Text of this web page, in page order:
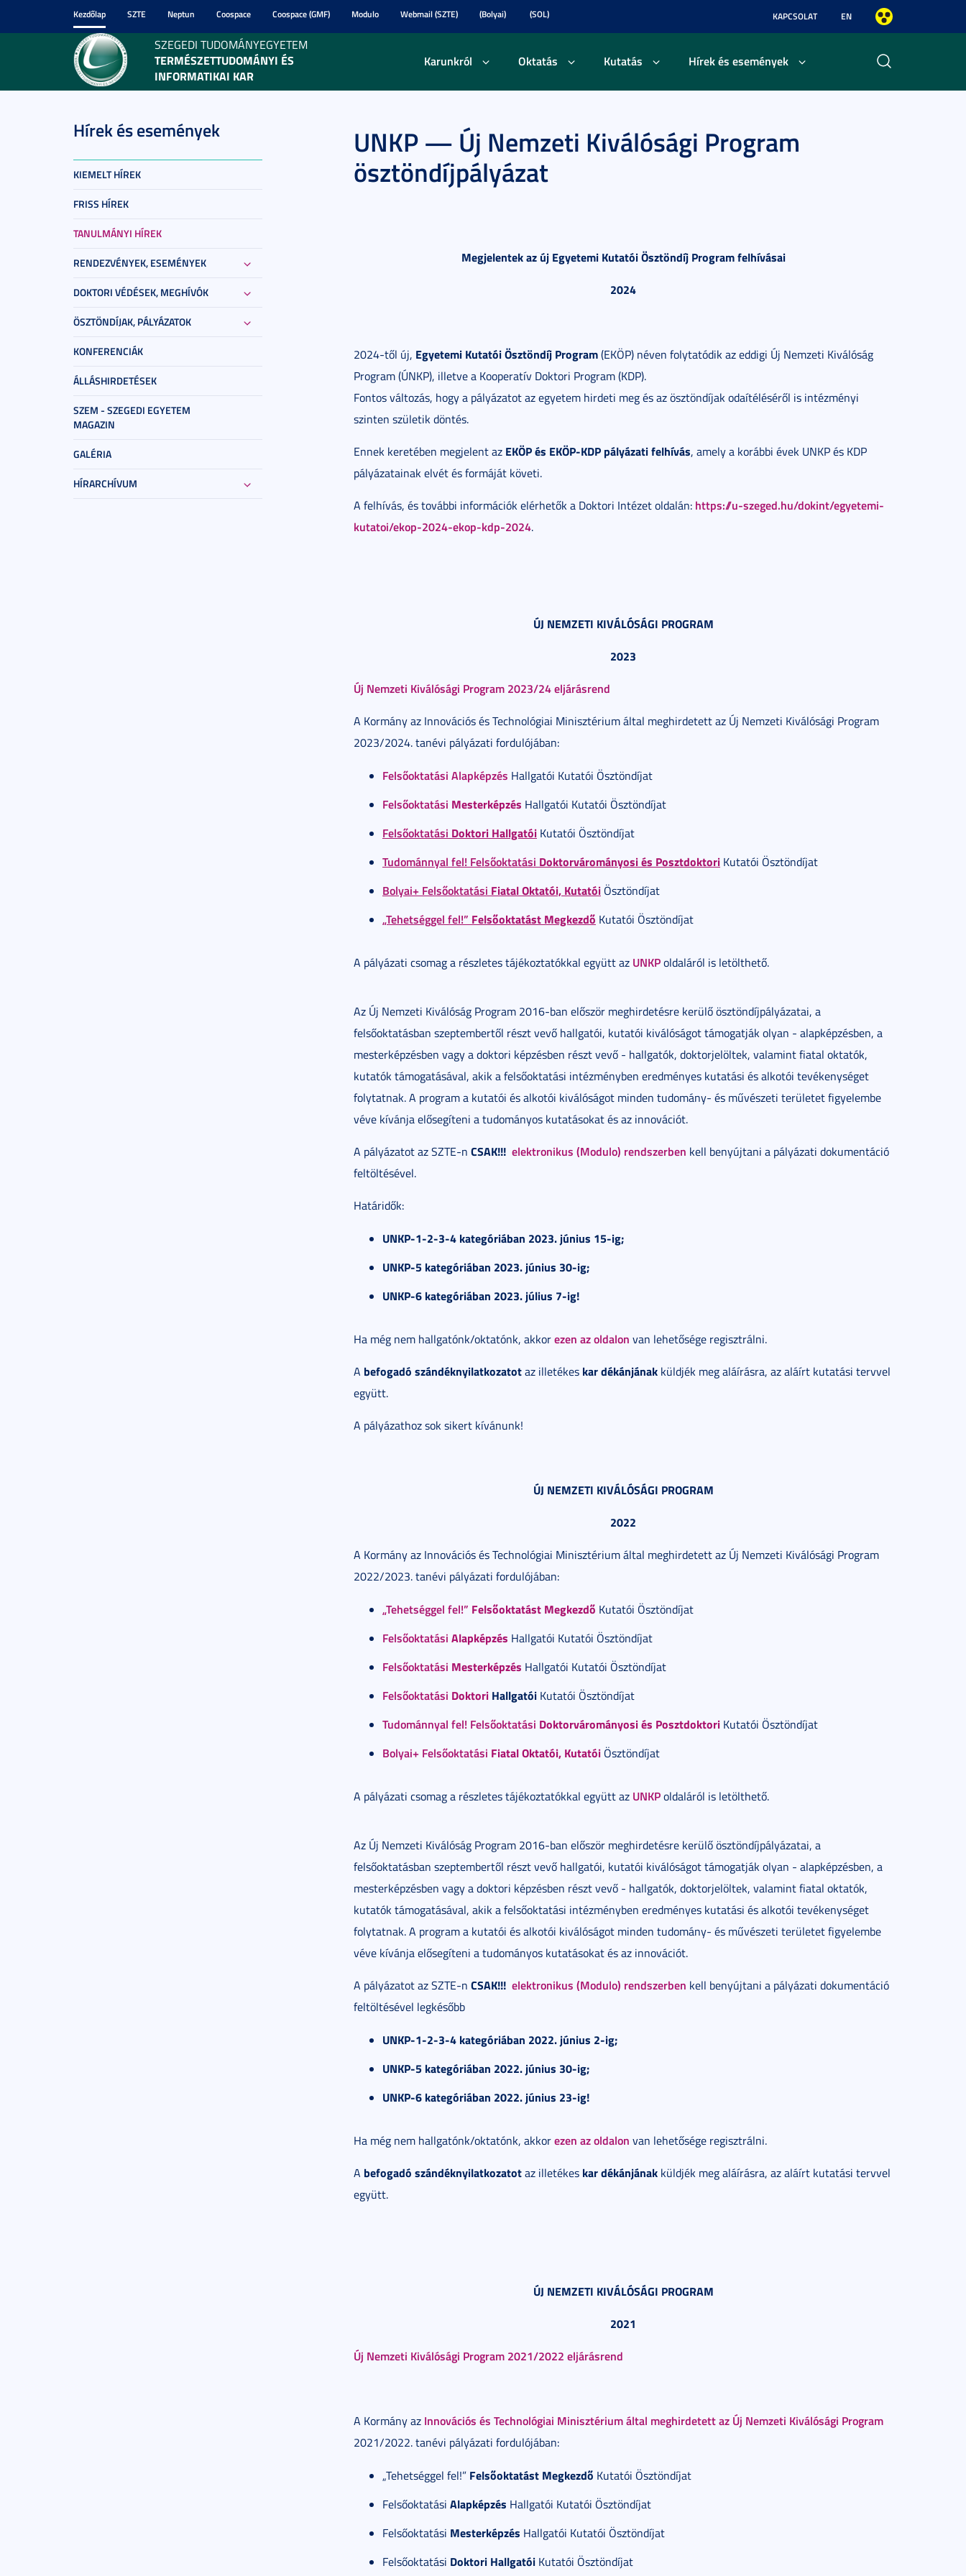
Kezdőlap SZTE Neptun Coospace Coospace (GMF) Modulo Webmail (SZTE) (Bolyai) (SOL) KAPCSOLAT EN
SZEGEDI TUDOMÁNYEGYETEM
TERMÉSZETTUDOMÁNYI ÉS
INFORMATIKAI KAR
Karunkról Oktatás Kutatás Hírek és események
Hírek és események
KIEMELT HÍREK
FRISS HÍREK
TANULMÁNYI HÍREK
RENDEZVÉNYEK, ESEMÉNYEK
DOKTORI VÉDÉSEK, MEGHÍVÓK
ÖSZTÖNDÍJAK, PÁLYÁZATOK
KONFERENCIÁK
ÁLLÁSHIRDETÉSEK
SZEM - SZEGEDI EGYETEM
MAGAZIN
GALÉRIA
HÍRARCHÍVUM
UNKP — Új Nemzeti Kiválósági Program
ösztöndíjpályázat
Megjelentek az új Egyetemi Kutatói Ösztöndíj Program felhívásai
2024
2024-től új, Egyetemi Kutatói Ösztöndíj Program(EKÖP) néven folytatódik az eddigi Új Nemzeti Kiválóság
Program (ÚNKP), illetve a Kooperatív Doktori Program (KDP).
Fontos változás, hogy a pályázatot az egyetem hirdeti meg és az ösztöndíjak odaítéléséről is intézményi
szinten születik döntés.
Ennek keretében megjelent az EKÖP és EKÖP-KDP pályázati felhívás, amely a korábbi évek UNKP és KDP
pályázatainak elvét és formáját követi.
A felhívás, és további információk elérhetők a Doktori Intézet oldalán: https://u-szeged.hu/dokint/egyetemi-
kutatoi/ekop-2024-ekop-kdp-2024.
ÚJ NEMZETI KIVÁLÓSÁGI PROGRAM
2023
Új Nemzeti Kiválósági Program 2023/24 eljárásrend
A Kormány az Innovációs és Technológiai Minisztérium által meghirdetett az Új Nemzeti Kiválósági Program
2023/2024. tanévi pályázati fordulójában:
Felsőoktatási Alapképzés Hallgatói Kutatói Ösztöndíjat
Felsőoktatási Mesterképzés Hallgatói Kutatói Ösztöndíjat
Felsőoktatási Doktori Hallgatói Kutatói Ösztöndíjat
Tudománnyal fel! Felsőoktatási Doktorvárományosi és Posztdoktori Kutatói Ösztöndíjat
Bolyai+ Felsőoktatási Fiatal Oktatói, Kutatói Ösztöndíjat
„Tehetséggel fel!” Felsőoktatást Megkezdő Kutatói Ösztöndíjat
A pályázati csomag a részletes tájékoztatókkal együtt az UNKPoldaláról is letölthető.
Az Új Nemzeti Kiválóság Program 2016-ban először meghirdetésre kerülő ösztöndíjpályázatai, a
felsőoktatásban szeptembertől részt vevő hallgatói, kutatói kiválóságot támogatják olyan - alapképzésben, a
mesterképzésben vagy a doktori képzésben részt vevő - hallgatók, doktorjelöltek, valamint fiatal oktatók,
kutatók támogatásával, akik a felsőoktatási intézményben eredményes kutatási és alkotói tevékenységet
folytatnak. A program a kutatói és alkotói kiválóságot minden tudomány- és művészeti területet figyelembe
véve kívánja elősegíteni a tudományos kutatásokat és az innovációt.
A pályázatot az SZTE-n CSAK!!! elektronikus (Modulo) rendszerben kell benyújtani a pályázati dokumentáció
feltöltésével.
Határidők:
UNKP-1-2-3-4 kategóriában 2023. június 15-ig;
UNKP-5 kategóriában 2023. június 30-ig;
UNKP-6 kategóriában 2023. július 7-ig!
Ha még nem hallgatónk/oktatónk, akkorezen az oldalon van lehetősége regisztrálni.
A befogadó szándéknyilatkozatotaz illetékes kar dékánjának küldjék meg aláírásra, az aláírt kutatási tervvel
együtt.
A pályázathoz sok sikert kívánunk!
ÚJ NEMZETI KIVÁLÓSÁGI PROGRAM
2022
A Kormány az Innovációs és Technológiai Minisztérium által meghirdetett az Új Nemzeti Kiválósági Program
2022/2023. tanévi pályázati fordulójában:
„Tehetséggel fel!” Felsőoktatást Megkezdő Kutatói Ösztöndíjat
Felsőoktatási Alapképzés Hallgatói Kutatói Ösztöndíjat
Felsőoktatási Mesterképzés Hallgatói Kutatói Ösztöndíjat
Felsőoktatási Doktori Hallgatói Kutatói Ösztöndíjat
Tudománnyal fel! Felsőoktatási Doktorvárományosi és Posztdoktori Kutatói Ösztöndíjat
Bolyai+ Felsőoktatási Fiatal Oktatói, Kutatói Ösztöndíjat
A pályázati csomag a részletes tájékoztatókkal együtt az UNKPoldaláról is letölthető.
Az Új Nemzeti Kiválóság Program 2016-ban először meghirdetésre kerülő ösztöndíjpályázatai, a
felsőoktatásban szeptembertől részt vevő hallgatói, kutatói kiválóságot támogatják olyan - alapképzésben, a
mesterképzésben vagy a doktori képzésben részt vevő - hallgatók, doktorjelöltek, valamint fiatal oktatók,
kutatók támogatásával, akik a felsőoktatási intézményben eredményes kutatási és alkotói tevékenységet
folytatnak. A program a kutatói és alkotói kiválóságot minden tudomány- és művészeti területet figyelembe
véve kívánja elősegíteni a tudományos kutatásokat és az innovációt.
A pályázatot az SZTE-n CSAK!!! elektronikus (Modulo) rendszerben kell benyújtani a pályázati dokumentáció
feltöltésével legkésőbb
UNKP-1-2-3-4 kategóriában 2022. június 2-ig;
UNKP-5 kategóriában 2022. június 30-ig;
UNKP-6 kategóriában 2022. június 23-ig!
Ha még nem hallgatónk/oktatónk, akkorezen az oldalon van lehetősége regisztrálni.
A befogadó szándéknyilatkozatotaz illetékes kar dékánjának küldjék meg aláírásra, az aláírt kutatási tervvel
együtt.
ÚJ NEMZETI KIVÁLÓSÁGI PROGRAM
2021
Új Nemzeti Kiválósági Program 2021/2022 eljárásrend
A Kormány az Innovációs és Technológiai Minisztérium által meghirdetett az Új Nemzeti Kiválósági Program
2021/2022. tanévi pályázati fordulójában:
„Tehetséggel fel!” Felsőoktatást Megkezdő Kutatói Ösztöndíjat
Felsőoktatási Alapképzés Hallgatói Kutatói Ösztöndíjat
Felsőoktatási Mesterképzés Hallgatói Kutatói Ösztöndíjat
Felsőoktatási Doktori Hallgatói Kutatói Ösztöndíjat